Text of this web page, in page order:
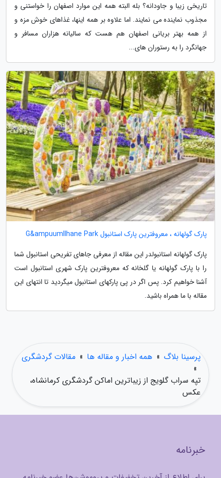
تاریخی زیبا و جاودانه؟ بله البته همه این موارد اصفهان را خواستنی و
مجذوب نماینده می نمایند. اما علاوه بر همه اینها، غذاهای خوش مزه و
از همه بهتر بریانی اصفهان هم هست که سالیانه هزاران مسافر و
جهانگرد را به رستوران های...
پارک گولهانه ، معروفترین پارک استانبول G&ampuumllhane Park
پارک گولهانه استانبولدر این مقاله از معرفی جاهای تفریحی استانبول شما
را با پارک گولهانه یا گلخانه که معروفترین پارک شهری استانبول است
آشنا خواهیم کرد. پس اگر در پی پارکهای استانبول میگردید تا انتهای این
مقاله با ما همراه باشید.
پرسینا بلاگ » همه اخبار و مقاله ها » مقالات گردشگری
»
تپه سراب گلویج از زیباترین اماکن گردشگری کرمانشاه،
عکس
خبرنامه